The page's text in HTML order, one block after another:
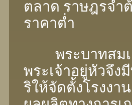
ตลาด ราษฎรจํา
ราคาต่ำ
พระบาทสมเ
พระเจ้าอยู่หัวจึง
ริให้จัดตั้งโรงงา